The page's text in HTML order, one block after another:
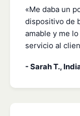
«Me daba un
dispositivo de
amable y me
servicio al
- Sarah T.,